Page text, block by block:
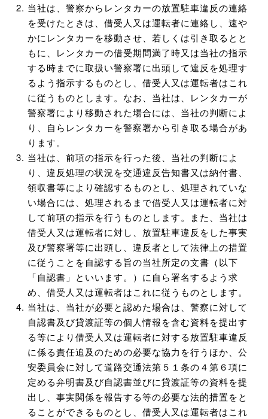
当社は、警察からレンタカーの放置駐車違反の連絡
を受けたときは、借受人又は運転者に連絡し、速や
かにレンタカーを移動させ、若しくは引き取るとと
もに、レンタカーの借受期間満了時又は当社の指示
する時までに取扱い警察署に出頭して違反を処理す
るよう指示するものとし、借受人又は運転者はこれ
に従うものとします。なお、当社は、レンタカーが
警察署により移動された場合には、当社の判断によ
り、自らレンタカーを警察署から引き取る場合があ
ります。
当社は、前項の指示を行った後、当社の判断によ
り、違反処理の状況を交通違反告知書又は納付書、
領収書等により確認するものとし、処理されていな
い場合には、処理されるまで借受人又は運転者に対
して前項の指示を行うものとします。また、当社は
借受人又は運転者に対し、放置駐車違反をした事実
及び警察署等に出頭し、違反者として法律上の措置
に従うことを自認する旨の当社所定の文書（以下
「自認書」といいます。）に自ら署名するよう求
め、借受人又は運転者はこれに従うものとします。
当社は、当社が必要と認めた場合は、警察に対して
自認書及び貸渡証等の個人情報を含む資料を提出す
る等により借受人又は運転者に対する放置駐車違反
に係る責任追及のための必要な協力を行うほか、公
安委員会に対して道路交通法第５１条の４第６項に
定める弁明書及び自認書並びに貸渡証等の資料を提
出し、事実関係を報告する等の必要な法的措置をと
ることができるものとし、借受人又は運転者はこれ